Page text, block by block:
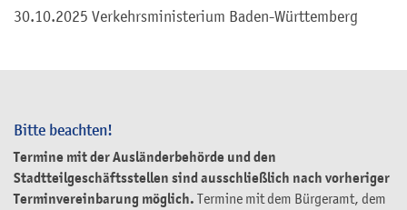
Bitte beachten!
Termine mit der Ausländerbehörde und den
Stadtteilgeschäftsstellen sind ausschließlich nach vorheriger
Terminvereinbarung möglich. Termine mit dem Bürgeramt, dem
30.10.2025 Verkehrsministerium Baden-Württemberg